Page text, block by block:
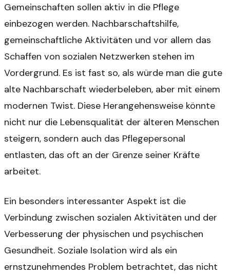
Gemeinschaften sollen aktiv in die Pflege
einbezogen werden. Nachbarschaftshilfe,
gemeinschaftliche Aktivitäten und vor allem das
Schaffen von sozialen Netzwerken stehen im
Vordergrund. Es ist fast so, als würde man die gute
alte Nachbarschaft wiederbeleben, aber mit einem
modernen Twist. Diese Herangehensweise könnte
nicht nur die Lebensqualität der älteren Menschen
steigern, sondern auch das Pflegepersonal
entlasten, das oft an der Grenze seiner Kräfte
arbeitet.
Ein besonders interessanter Aspekt ist die
Verbindung zwischen sozialen Aktivitäten und der
Verbesserung der physischen und psychischen
Gesundheit. Soziale Isolation wird als ein
ernstzunehmendes Problem betrachtet, das nicht